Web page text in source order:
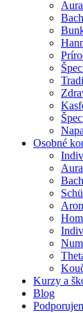
Osobné
Kurzy a
Blog